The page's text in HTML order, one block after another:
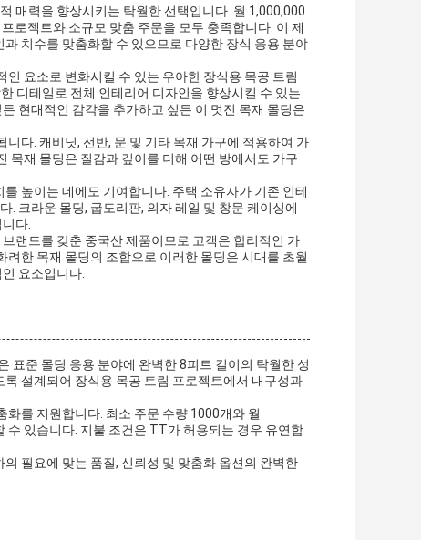
매력을 향상시키는 탁월한 선택입니다. 월 1,000,000
로젝트와 소규모 맞춤 주문을 모두 충족합니다. 이 제
치수를 맞춤화할 수 있으므로 다양한 장식 응용 분야
요소로 변화시킬 수 있는 우아한 장식용 목공 트림
디테일로 전체 인테리어 디자인을 향상시킬 수 있는
현대적인 감각을 추가하고 싶든 이 멋진 목재 몰딩은
다. 캐비닛, 선반, 문 및 기타 목재 가구에 적용하여 가
목재 몰딩은 질감과 깊이를 더해 어떤 방에서도 가구
높이는 데에도 기여합니다. 주택 소유자가 기존 인테
. 크라운 몰딩, 굽도리판, 의자 레일 및 창문 케이싱에
다.
랜드를 갖춘 중국산 제품이므로 고객은 합리적인 가
한 목재 몰딩의 조합으로 이러한 몰딩은 시대를 초월
요소입니다.
표준 몰딩 응용 분야에 완벽한 8피트 길이의 탁월한 성
설계되어 장식용 목공 트림 프로젝트에서 내구성과
를 지원합니다. 최소 주문 수량 1000개와 월
있습니다. 지불 조건은 TT가 허용되는 경우 유연합
필요에 맞는 품질, 신뢰성 및 맞춤화 옵션의 완벽한